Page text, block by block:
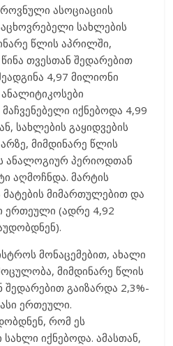
ასოციაციის
სახლების
წლის აპრილში,
თვესთან შედარებით
4,97 მილიონი
იქნებოდა 4,99
სახლების გაყიდვების
მიმდინარე წლის
ანალოგიურ პერიოდთან
აღმოჩნდა. მარტის
მატების მიმართულებით და
ერთეული (ადრე 4,92
მონაცემებით, ახალი
მიმდინარე წლის
შედარებით გაიზარდა 2,3%-
ერთეული.
რომ ეს
სახლი იქნებოდა. ამასთან,